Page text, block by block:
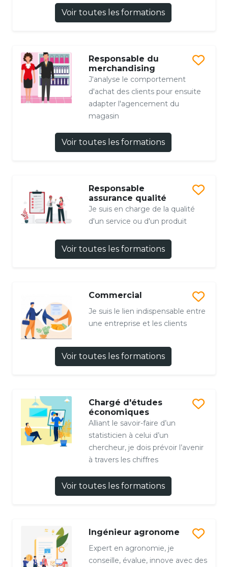
Voir toutes les formations
Responsable du
merchandising
J'analyse le comportement
d'achat des clients pour ensuite
adapter l'agencement du
magasin
Voir toutes les formations
Responsable
assurance qualité
Je suis en charge de la qualité
d'un service ou d'un produit
Voir toutes les formations
Commercial
Je suis le lien indispensable entre
une entreprise et les clients
Voir toutes les formations
Chargé d'études
économiques
Alliant le savoir-faire d’un
statisticien à celui d’un
chercheur, je dois prévoir l’avenir
à travers les chiffres
Voir toutes les formations
Ingénieur agronome
Expert en agronomie, je
conseille, évalue, innove avec des